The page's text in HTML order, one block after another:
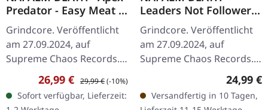
Predator - Easy Meat |
WHITE RED BLACK
SPLATTER LP
Grindcore. Veröffentlicht
am 27.09.2024, auf
Supreme Chaos Records.
Exklusives Splatter-Vinyl
mit 4-seitigem Booklet und
zweiseitigem A2-Poster,…
Verkaufspreis:
26,99 € Regulärer Preis:
29,99 €(-10%)
Sofort verfügbar, Lieferzeit:
Leaders Not Followers:
Part 2 | BLACK LP
Grindcore. Veröffentlicht
am 27.09.2024, auf
Supreme Chaos Records.
Schwarzes Vinyl mit Insert
und schwerem Cover,
limitiert auf 200
24,99 €
Versandfertig in 10 Tagen,